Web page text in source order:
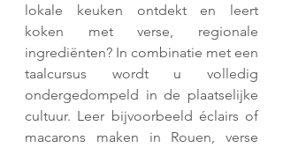
lokale keuken ontdekt en leert
koken met verse, regionale
ingrediënten? In combinatie met een
taalcursus wordt u volledig
ondergedompeld in de plaatselijke
cultuur. Leer bijvoorbeeld éclairs of
macarons maken in Rouen, verse